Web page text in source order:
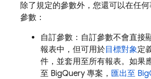
除了規定的參數外，您還可以在任
參數：
自訂參數：自訂參數不會直接
報表中，但可用於目標對象定
件，並套用至所有報表。如果
至 BigQuery 專案， 匯出至